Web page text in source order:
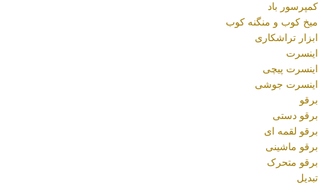
کمپرسور باد
میخ کوب و منگنه کوب
ابزار تراشکاری
اینسرت
اینسرت پیچی
اینسرت جوشی
برقو
برقو دستی
برقو لقمه ای
برقو ماشینی
برقو متحرک
تبدیل